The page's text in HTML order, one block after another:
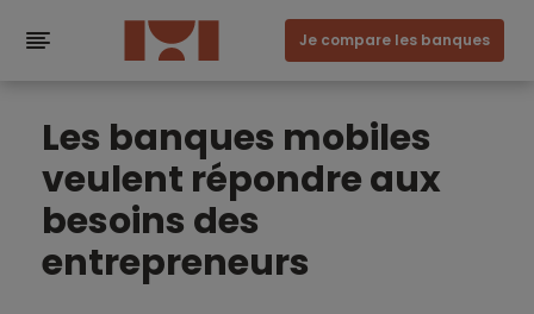
Je compare les banques
Les banques mobiles
veulent répondre aux
besoins des
entrepreneurs